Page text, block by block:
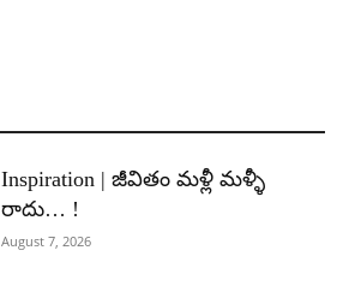
Inspiration | జీవితం మళ్లీ మళ్ళీ
రాదు… !
August 7, 2026